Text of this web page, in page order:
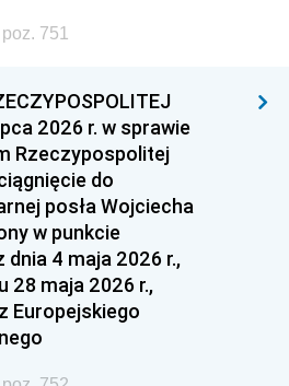
751
2026 r. w sprawie
Rzeczypospolitej
do
posła Wojciecha
w punkcie
4 maja 2026 r.,
28 maja 2026 r.,
Europejskiego